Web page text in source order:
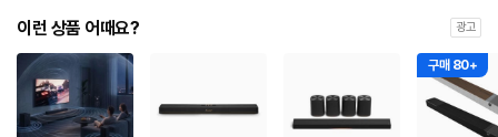
이런 상품 어때요? 광고
구매 80+